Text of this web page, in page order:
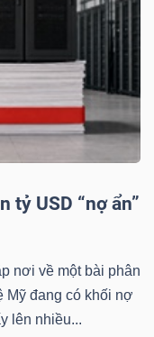
tỷ USD “nợ ẩn”
nơi về một bài phân
Mỹ đang có khối nợ
lên nhiều...